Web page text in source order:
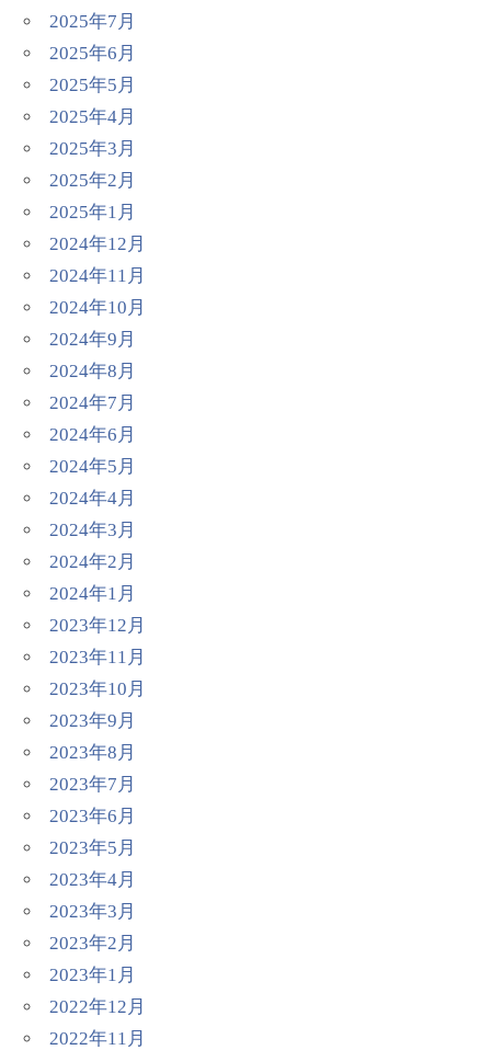
2025年7月
2025年6月
2025年5月
2025年4月
2025年3月
2025年2月
2025年1月
2024年12月
2024年11月
2024年10月
2024年9月
2024年8月
2024年7月
2024年6月
2024年5月
2024年4月
2024年3月
2024年2月
2024年1月
2023年12月
2023年11月
2023年10月
2023年9月
2023年8月
2023年7月
2023年6月
2023年5月
2023年4月
2023年3月
2023年2月
2023年1月
2022年12月
2022年11月